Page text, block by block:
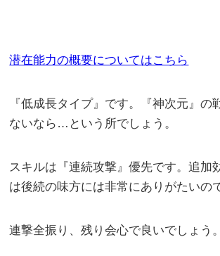
潜在能力の概要についてはこちら
『低成長タイプ』です。『神次元』の
ないなら…という所でしょう。
スキルは『連続攻撃』優先です。追加
は後続の味方には非常にありがたいの
連撃全振り、残り会心で良いでしょう。